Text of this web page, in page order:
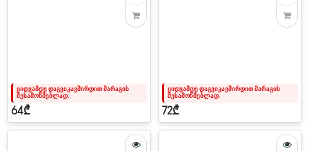
ყიდვამდე დაგვიკავშირდით მარაგის
შესამოწმებლად.
64₾
ყიდვამდე დაგვიკავშირდით მარაგის
შესამოწმებლად.
72₾